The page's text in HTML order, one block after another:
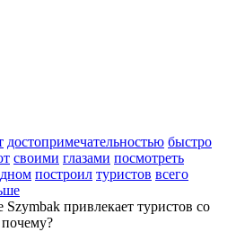
достопримечательностью быстро
своими глазами посмотреть
построил туристов всего
привлекает туристов со